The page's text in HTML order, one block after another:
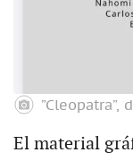
”Cleopatra”,
El material